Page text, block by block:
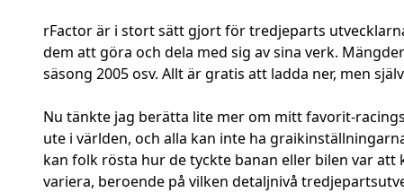
rFactor är i stort sätt gjort för tredjeparts
dem att göra och dela med sig av sina verk.
säsong 2005 osv. Allt är gratis att ladda ner, men
Nu tänkte jag berätta lite mer om mitt favorit-
ute i världen, och alla kan inte ha
kan folk rösta hur de tyckte banan eller bilen var
variera, beroende på vilken detaljnivå